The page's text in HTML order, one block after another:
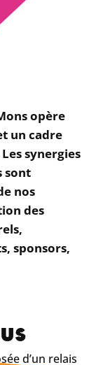
opère
un cadre
synergies
sont
nos
des
sponsors,
d’un relais